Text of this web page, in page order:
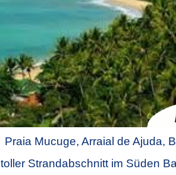
Praia Mucuge, Arraial de Ajuda,
toller Strandabschnitt im Süden